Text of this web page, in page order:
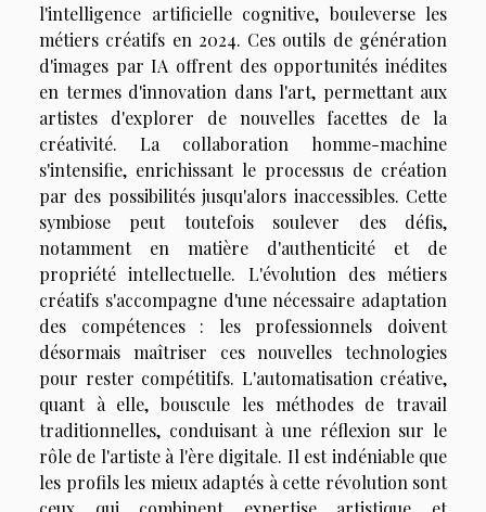
l'intelligence artificielle cognitive, bouleverse les
métiers créatifs en 2024. Ces outils de génération
d'images par IA offrent des opportunités inédites
en termes d'innovation dans l'art, permettant aux
artistes d'explorer de nouvelles facettes de la
créativité. La collaboration homme-machine
s'intensifie, enrichissant le processus de création
par des possibilités jusqu'alors inaccessibles. Cette
symbiose peut toutefois soulever des défis,
notamment en matière d'authenticité et de
propriété intellectuelle. L'évolution des métiers
créatifs s'accompagne d'une nécessaire adaptation
des compétences : les professionnels doivent
désormais maîtriser ces nouvelles technologies
pour rester compétitifs. L'automatisation créative,
quant à elle, bouscule les méthodes de travail
traditionnelles, conduisant à une réflexion sur le
rôle de l'artiste à l'ère digitale. Il est indéniable que
les profils les mieux adaptés à cette révolution sont